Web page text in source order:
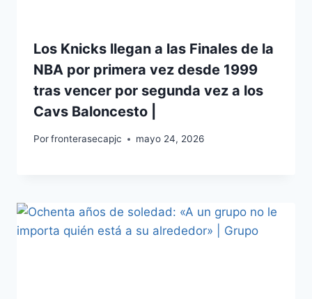
Los Knicks llegan a las Finales de la
NBA por primera vez desde 1999
tras vencer por segunda vez a los
Cavs Baloncesto |
Porfronterasecapjc mayo 24, 2026